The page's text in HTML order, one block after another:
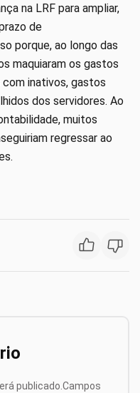
na LRF para ampliar,
de
porque, ao longo das
maquiaram os gastos
inativos, gastos
dos servidores. Ao
muitos
regressar ao
publicado.Campos